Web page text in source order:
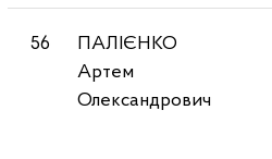
56
ПАЛІЄНКО
Артем
Олександрович